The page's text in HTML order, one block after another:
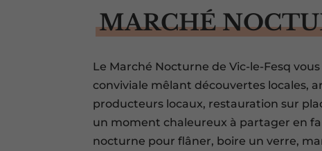
MARCHÉ
Le Marché Nocturne de Vic-le-Fesq
conviviale mêlant découvertes locales,
producteurs locaux, restauration sur
un moment chaleureux à partager en
nocturne pour flâner, boire un verre,